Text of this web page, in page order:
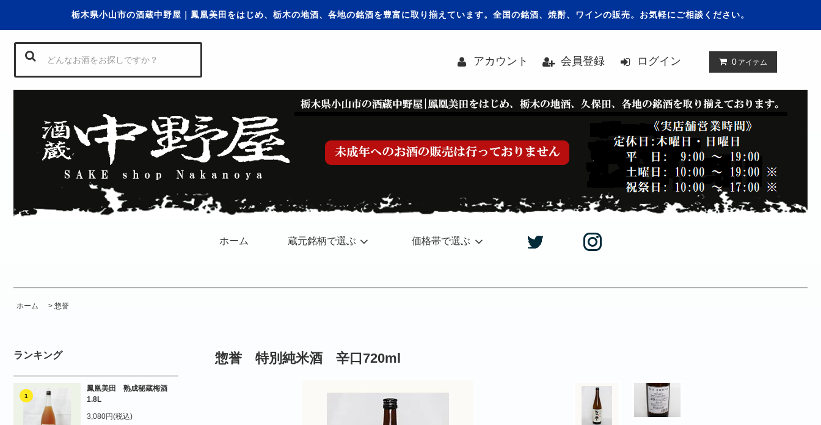
栃木県小山市の酒蔵中野屋｜鳳凰美田をはじめ、栃木の地酒、各地の銘酒を豊富に取り揃えています。全国の銘酒、焼酎、ワインの販売。お気軽にご相談ください。
アカウント 会員登録 ログイン 0 アイテム
ホーム 蔵元銘柄で選ぶ 価格帯で選ぶ
ホーム > 惣誉
ランキング
1
鳳凰美田 熟成秘蔵梅酒
1.8L
3,080円(税込)
惣誉 特別純米酒 辛口720ml